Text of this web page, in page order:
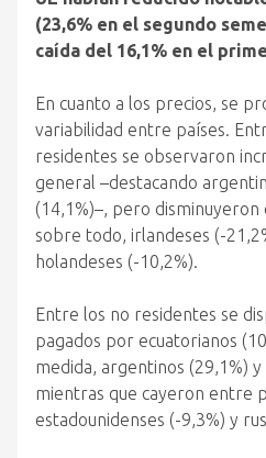
(23,6% en el segundo
caída del 16,1% en el
En cuanto a los precios, se
variabilidad entre países.
residentes se observaron
general –destacando
(14,1%)–, pero disminuyeron
sobre todo, irlandeses (-
holandeses (-10,2%).
Entre los no residentes se
pagados por ecuatorianos
medida, argentinos (29,1%) y
mientras que cayeron entre
estadounidenses (-9,3%) y